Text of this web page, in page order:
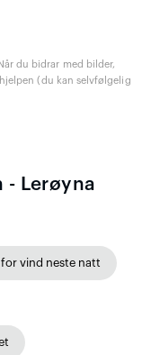
du bidrar med bilder,
(du kan selvfølgelig
- Lerøyna
for vind neste natt